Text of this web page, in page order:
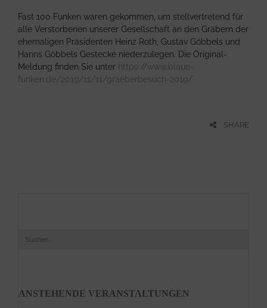
Fast 100 Funken waren gekommen, um stellvertretend für
alle Verstorbenen unserer Gesellschaft an den Gräbern der
ehemaligen Präsidenten Heinz Roth, Gustav Göbbels und
Hanns Göbbels Gestecke niederzulegen. Die Original-
Meldung finden Sie unter https://www.blaue-
funken.de/2019/11/11/graeberbesuch-2019/
SHARE
a
ANSTEHENDE VERANSTALTUNGEN